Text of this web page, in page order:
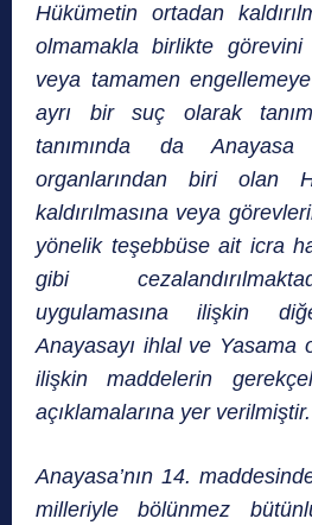
Hükümetin ortadan
olmamakla birlikte görevini
veya tamamen
ayrı bir suç olarak
tanımında da
organlarından biri olan
kaldırılmasına veya
yönelik teşebbüse ait icra
gibi
uygulamasına ilişkin
Anayasayı ihlal ve Yasama
ilişkin maddelerin
açıklamalarına yer verilmiştir.
Anayasa’nın 14.
milleriyle bölünmez